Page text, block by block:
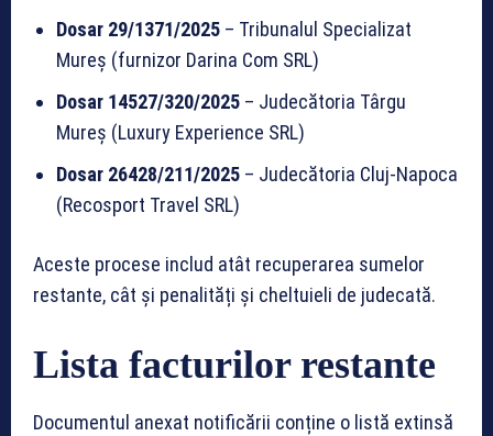
Dosar 29/1371/2025 – Tribunalul Specializat
Mureș (furnizor Darina Com SRL)
Dosar 14527/320/2025 – Judecătoria Târgu
Mureș (Luxury Experience SRL)
Dosar 26428/211/2025 – Judecătoria Cluj-Napoca
(Recosport Travel SRL)
Aceste procese includ atât recuperarea sumelor
restante, cât și penalități și cheltuieli de judecată.
Lista facturilor restante
Documentul anexat notificării conține o listă extinsă